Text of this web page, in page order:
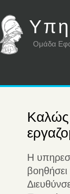
Ομάδα
Καλώς
Η
βοηθήσει